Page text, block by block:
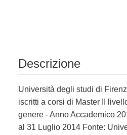
Descrizione
Università degli studi di
iscritti a corsi di Master II
genere - Anno Accademico
al 31 Luglio 2014 Fonte: